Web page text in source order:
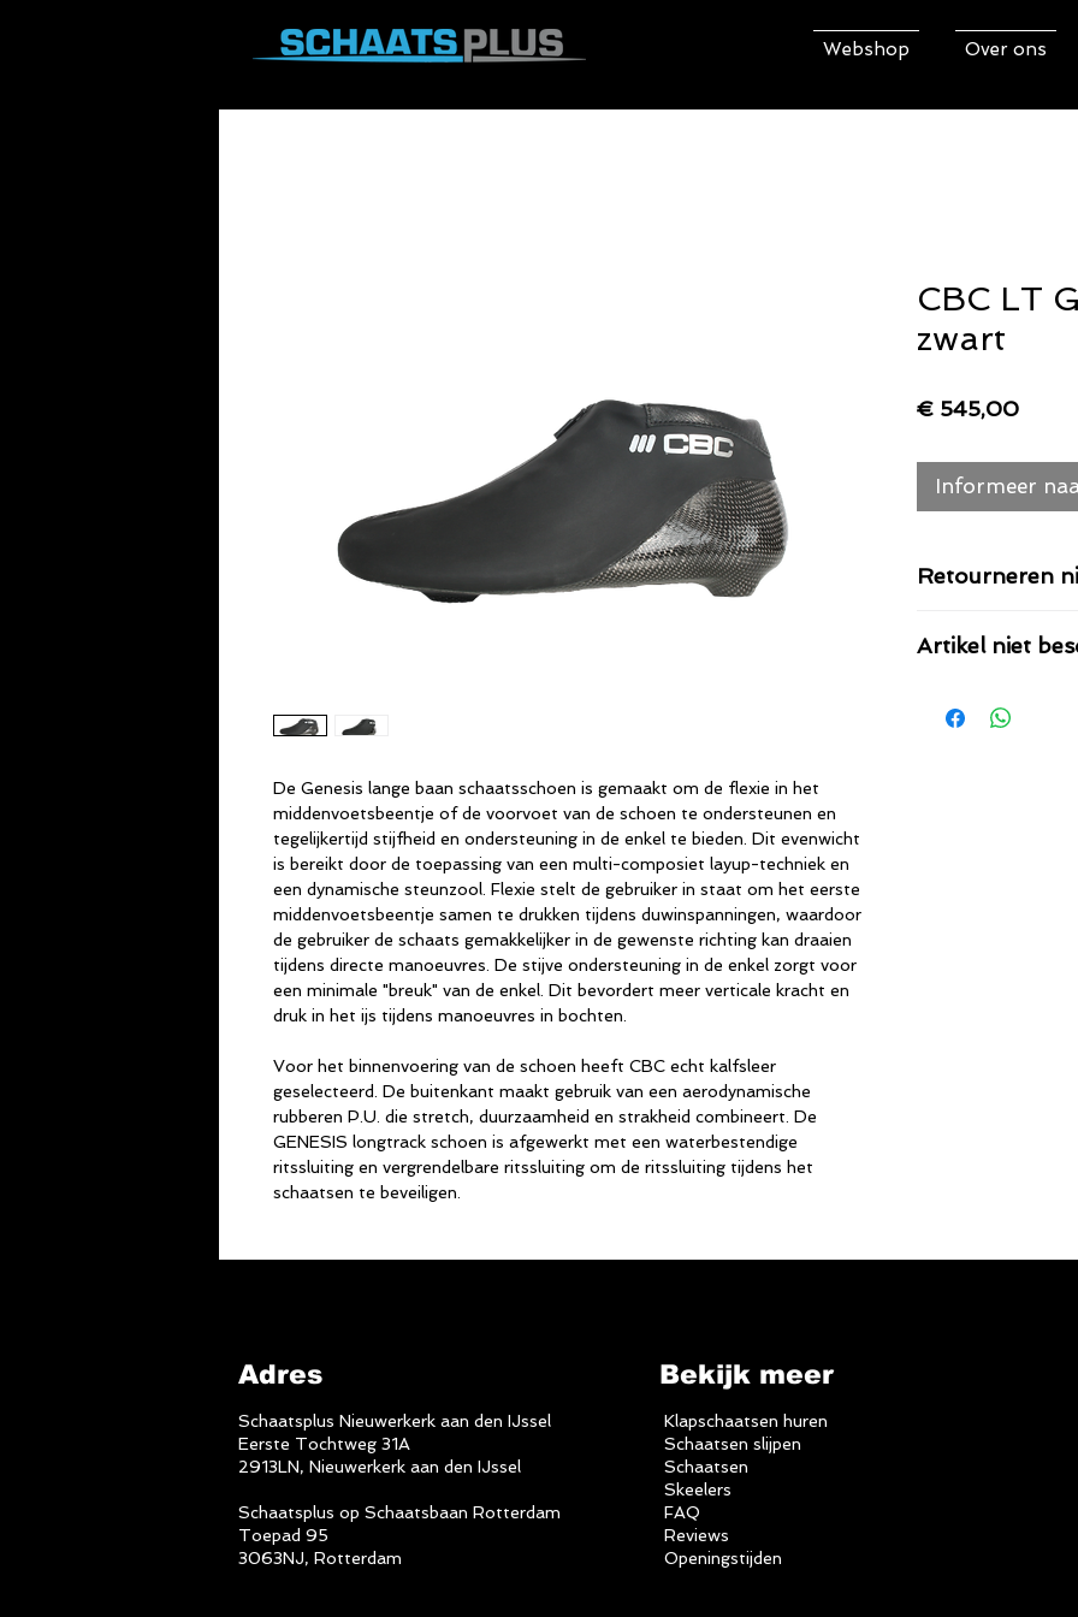
Webshop Over ons
De Genesis lange baan schaatsschoen is gemaakt om de flexie in het
middenvoetsbeentje of de voorvoet van de schoen te ondersteunen en
tegelijkertijd stijfheid en ondersteuning in de enkel te bieden. Dit evenwicht
is bereikt door de toepassing van een multi-composiet layup-techniek en
een dynamische steunzool. Flexie stelt de gebruiker in staat om het eerste
middenvoetsbeentje samen te drukken tijdens duwinspanningen, waardoor
de gebruiker de schaats gemakkelijker in de gewenste richting kan draaien
tijdens directe manoeuvres. De stijve ondersteuning in de enkel zorgt voor
een minimale "breuk" van de enkel. Dit bevordert meer verticale kracht en
druk in het ijs tijdens manoeuvres in bochten.
Voor het binnenvoering van de schoen heeft CBC echt kalfsleer
geselecteerd. De buitenkant maakt gebruik van een aerodynamische
rubberen P.U. die stretch, duurzaamheid en strakheid combineert. De
GENESIS longtrack schoen is afgewerkt met een waterbestendige
ritssluiting en vergrendelbare ritssluiting om de ritssluiting tijdens het
schaatsen te beveiligen.
CBC LT
zwart
€ 545,00Prijs
Informeer
Retourneren
ons verwarmd in
service er gratis bij.
Artikel niet
deze wel in de
Adres
Schaatsplus Nieuwerkerk aan den IJssel
Eerste Tochtweg 31A
2913LN, Nieuwerkerk aan den IJssel
Schaatsplus op Schaatsbaan Rotterdam
Toepad 95
3063NJ, Rotterdam
Bekijk meer
Klapschaatsen huren
Schaatsen slijpen
Schaatsen
Skeelers
FAQ
Reviews
Openingstijden